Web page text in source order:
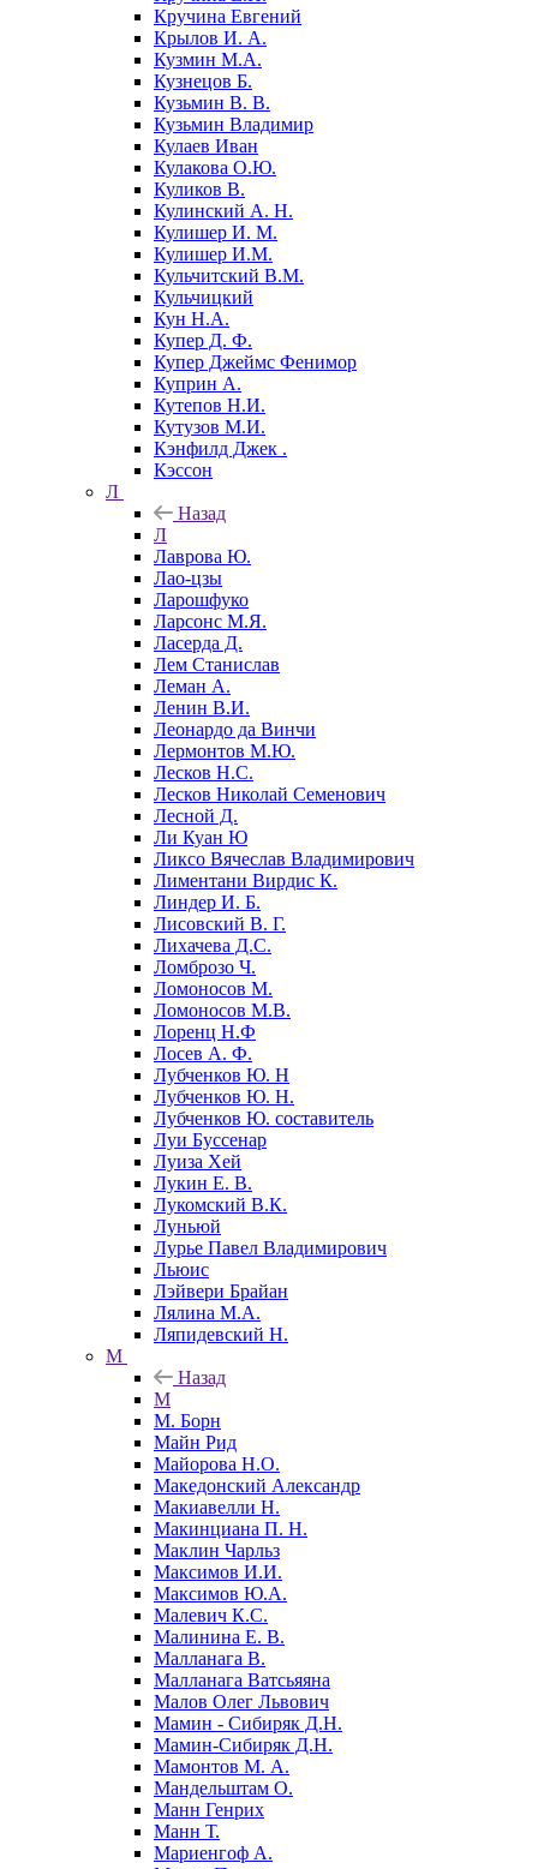
Кручина Евгений
Крылов И. А.
Кузмин М.А.
Кузнецов Б.
Кузьмин В. В.
Кузьмин Владимир
Кулаев Иван
Кулакова О.Ю.
Куликов В.
Кулинский А. Н.
Кулишер И. М.
Кулишер И.М.
Кульчитский В.М.
Кульчицкий
Кун Н.А.
Купер Д. Ф.
Купер Джеймс Фенимор
Куприн А.
Кутепов Н.И.
Кутузов М.И.
Кэнфилд Джек .
Кэссон
Л
Назад
Л
Лаврова Ю.
Лао-цзы
Ларошфуко
Ларсонс М.Я.
Ласерда Д.
Лем Станислав
Леман А.
Ленин В.И.
Леонардо да Винчи
Лермонтов М.Ю.
Лесков Н.С.
Лесков Николай Семенович
Лесной Д.
Ли Куан Ю
Ликсо Вячеслав Владимирович
Лиментани Вирдис К.
Линдер И. Б.
Лисовский В. Г.
Лихачева Д.С.
Ломброзо Ч.
Ломоносов М.
Ломоносов М.В.
Лоренц Н.Ф
Лосев А. Ф.
Лубченков Ю. Н
Лубченков Ю. Н.
Лубченков Ю. составитель
Луи Буссенар
Луиза Хей
Лукин Е. В.
Лукомский В.К.
Луньюй
Лурье Павел Владимирович
Льюис
Лэйвери Брайан
Лялина М.А.
Ляпидевский Н.
М
Назад
М
М. Борн
Майн Рид
Майорова Н.О.
Македонский Александр
Макиавелли Н.
Макинциана П. Н.
Маклин Чарльз
Максимов И.И.
Максимов Ю.А.
Малевич К.С.
Малинина Е. В.
Малланага В.
Малланага Ватсьяяна
Малов Олег Львович
Мамин - Сибиряк Д.Н.
Мамин-Сибиряк Д.Н.
Мамонтов М. А.
Мандельштам О.
Манн Генрих
Манн Т.
Мариенгоф А.